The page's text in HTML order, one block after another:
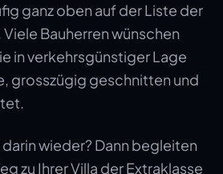
ganz oben auf der Liste der
Bauherren wünschen
in verkehrsgünstiger Lage
grosszügig geschnitten und
wieder? Dann begleiten
zu Ihrer Villa der Extraklasse